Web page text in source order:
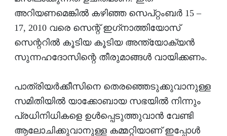
അറിയണമെങ്കില്‍ കഴിഞ്ഞ സെപ്റ്റംബര്‍ 15 –
17, 2010 വരെ സെന്റ് ഇഗ്‌നാത്തിയോസ്
സെന്ററില്‍ കൂടിയ കൂടിയ അന്ത്യോക്യന്‍
സുന്നഹദോസിന്റെ തീരുമാങ്ങള്‍ വായിക്കണം.
പാത്രിയര്‍ക്കീസിനെ തെരഞ്ഞെടുക്കുവാനുള്ള
സമിതിയില്‍ യാക്കോബായ സഭയില്‍ നിന്നും
പ്രധിനിധികളെ ഉള്‍പ്പെടുത്തുവാന്‍ വേണ്ടി
ആലോചിക്കുവാനുള്ള കമ്മറ്റിയാണ് ഇപ്പോള്‍